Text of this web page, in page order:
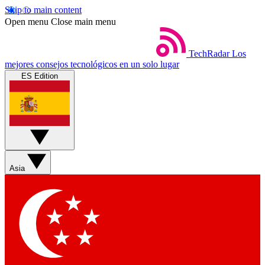
Skip to main content
Open menu Close main menu
TechRadar Los
mejores consejos tecnológicos en un solo lugar
ES Edition
Asia